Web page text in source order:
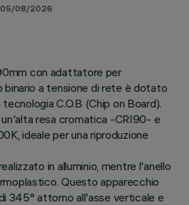
05/08/2026
con adattatore per
binario a tensione di rete è dotato
C.O.B (Chip on Board).
resa cromatica -CRI90- e
ideale per una riproduzione
in alluminio, mentre l'anello
Questo apparecchio
345° attorno all'asse verticale e